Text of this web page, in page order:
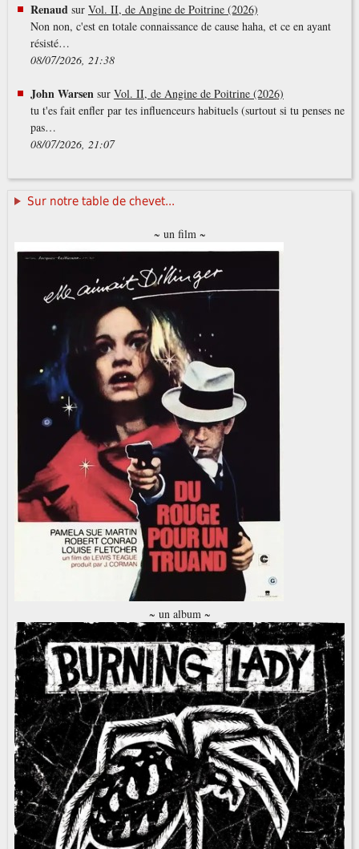
Renaudsur Vol. II, de Angine de Poitrine (2026)
Non non, c'est en totale connaissance de cause haha, et ce en ayant
résisté…
08/07/2026, 21:38
John Warsensur Vol. II, de Angine de Poitrine (2026)
tu t'es fait enfler par tes influenceurs habituels (surtout si tu penses ne
pas…
08/07/2026, 21:07
Sur notre table de chevet...
~ un film ~
~ un album ~